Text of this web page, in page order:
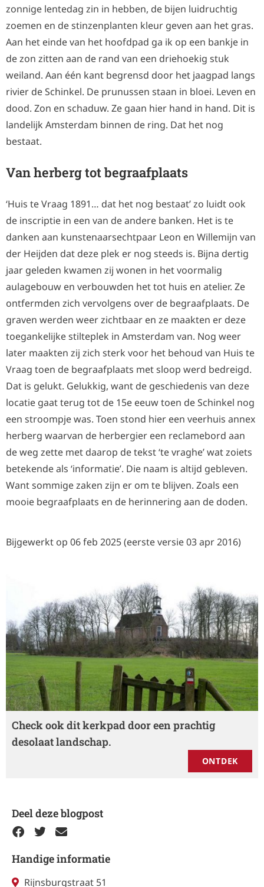
zonnige lentedag zin in hebben, de bijen luidruchtig
zoemen en de stinzenplanten kleur geven aan het gras.
Aan het einde van het hoofdpad ga ik op een bankje in
de zon zitten aan de rand van een driehoekig stuk
weiland. Aan één kant begrensd door het jaagpad langs
rivier de Schinkel. De prunussen staan in bloei. Leven en
dood. Zon en schaduw. Ze gaan hier hand in hand. Dit is
landelijk Amsterdam binnen de ring. Dat het nog
bestaat.
Van herberg tot begraafplaats
‘Huis te Vraag 1891… dat het nog bestaat’ zo luidt ook
de inscriptie in een van de andere banken. Het is te
danken aan kunstenaarsechtpaar Leon en Willemijn van
der Heijden dat deze plek er nog steeds is. Bijna dertig
jaar geleden kwamen zij wonen in het voormalig
aulagebouw en verbouwden het tot huis en atelier. Ze
ontfermden zich vervolgens over de begraafplaats. De
graven werden weer zichtbaar en ze maakten er deze
toegankelijke stilteplek in Amsterdam van. Nog weer
later maakten zij zich sterk voor het behoud van Huis te
Vraag toen de begraafplaats met sloop werd bedreigd.
Dat is gelukt. Gelukkig, want de geschiedenis van deze
locatie gaat terug tot de 15e eeuw toen de Schinkel nog
een stroompje was. Toen stond hier een veerhuis annex
herberg waarvan de herbergier een reclamebord aan
de weg zette met daarop de tekst ‘te vraghe’ wat zoiets
betekende als ‘informatie’. Die naam is altijd gebleven.
Want sommige zaken zijn er om te blijven. Zoals een
mooie begraafplaats en de herinnering aan de doden.
Bijgewerkt op 06 feb 2025 (eerste versie 03 apr 2016)
Check ook dit kerkpad door een prachtig
desolaat landschap.
ONTDEK
Deel deze blogpost
Handige informatie
Rijnsburgstraat 51